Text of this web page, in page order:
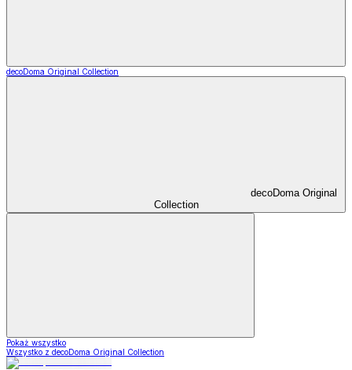
decoDoma Original Collection
decoDoma Original
Collection
Pokaż wszystko
Wszystko z decoDoma Original Collection